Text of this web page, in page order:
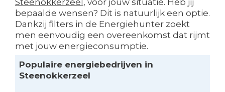
bepaalde wensen? Dit is natuurlijk een optie.
Dankzij filters in de Energiehunter zoekt
men eenvoudig een overeenkomst dat rijmt
met jouw energieconsumptie.
Populaire energiebedrijven in
Steenokkerzeel